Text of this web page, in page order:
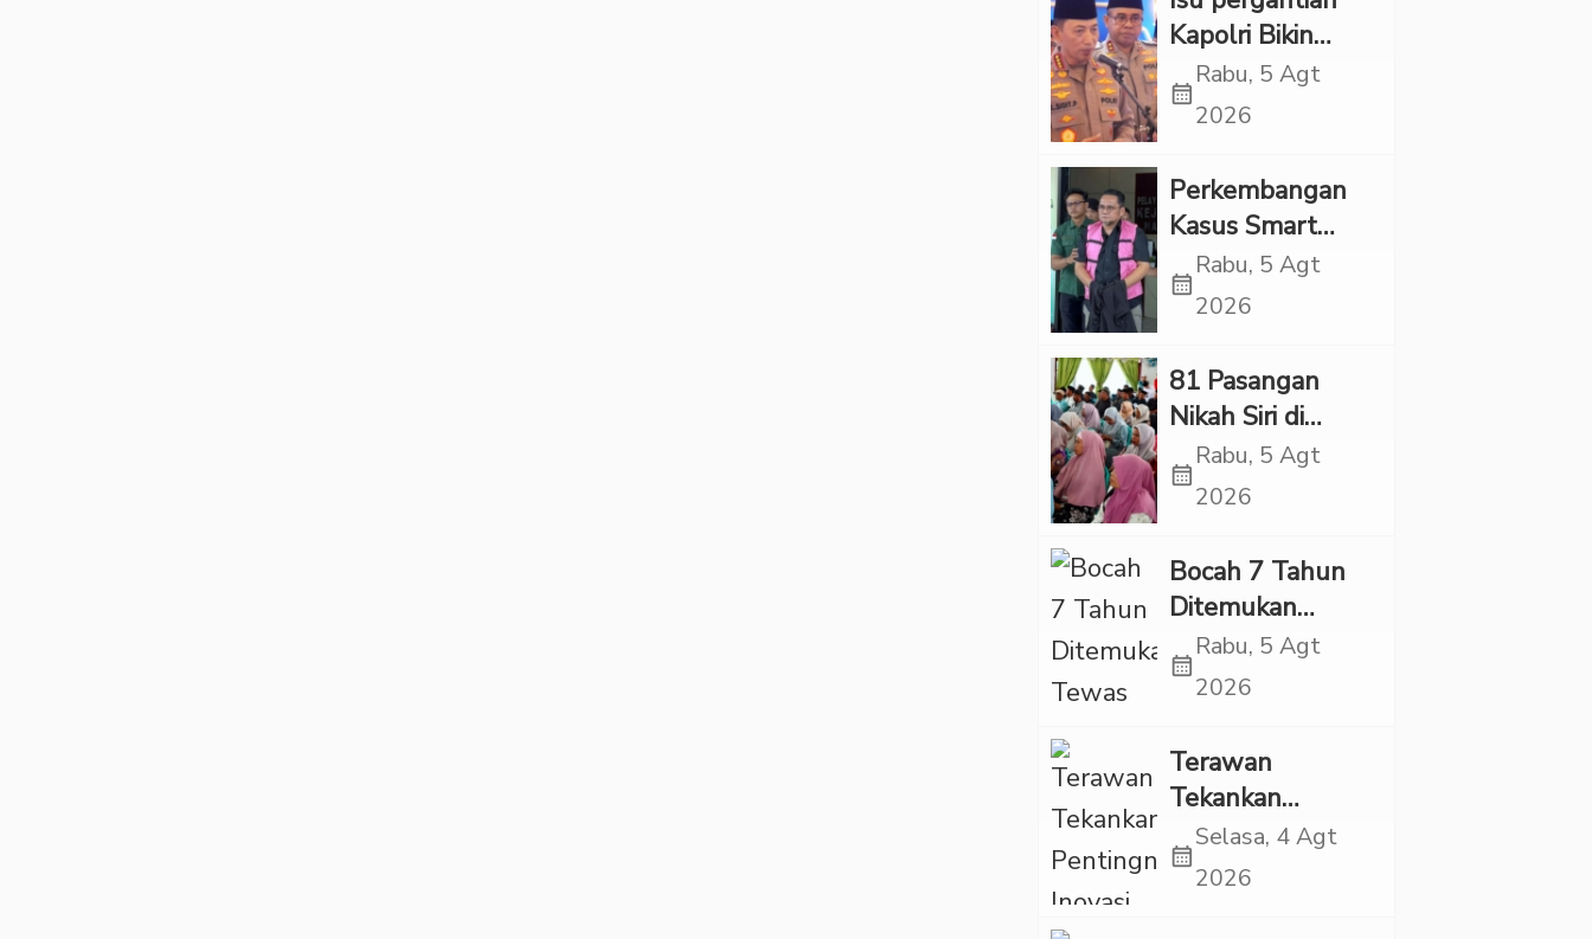
Melindungi
Korban
Kapolri Bikin
Panas, JMP Puji
Respons Jenderal
“Adem”
calendar_month
Rabu, 5 Agt
2026
Perkembangan
Kasus Smart
Village, Jaksa
Kembali Periksa
calendar_month
Rabu, 5 Agt
2026
81 Pasangan
Nikah Siri di
Tapsel Ikuti
Sidang Isbat
calendar_month
Rabu, 5 Agt
2026
Bocah 7 Tahun
Ditemukan
Tewas dalam
Sumur di Tapsel,
Kekerasan
calendar_month
Rabu, 5 Agt
2026
Terawan
Tekankan
Pentingnya
Inovasi
calendar_month
Selasa, 4 Agt
2026